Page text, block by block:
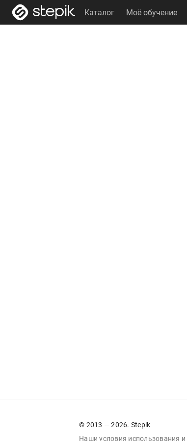
Каталог Моё обучение
© 2013 — 2026. Stepik
Наши условия использования и